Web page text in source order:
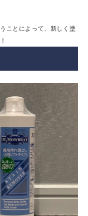
ことによって、新しく塗